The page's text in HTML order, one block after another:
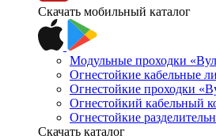
Скачать мобильный каталог
Модульные проходки
Огнестойкие кабельные
Огнестойкие проходки
Огнестойкий кабельный
Огнестойкие
Скачать каталог